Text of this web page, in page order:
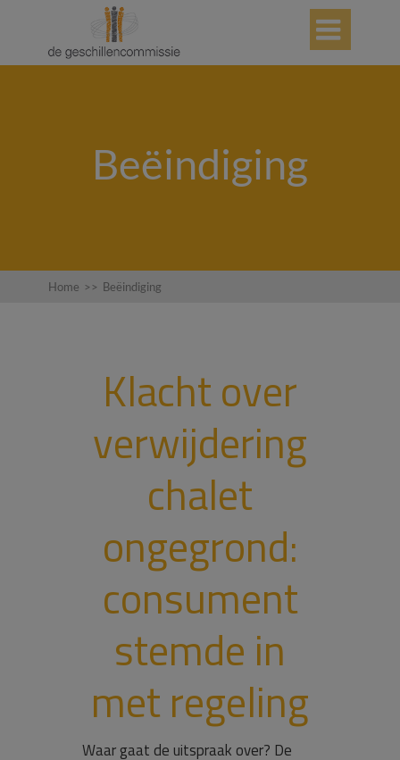

Beëindiging
Home >> Beëindiging
Klacht over
verwijdering
chalet
ongegrond:
consument
stemde in
met regeling
Waar gaat de uitspraak over? De